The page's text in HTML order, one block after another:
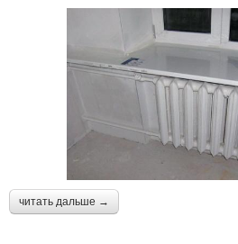
читать дальше →